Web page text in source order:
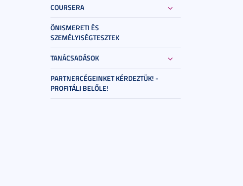
COURSERA
ÖNISMERETI ÉS
SZEMÉLYISÉGTESZTEK
TANÁCSADÁSOK
PARTNERCÉGEINKET KÉRDEZTÜK! -
PROFITÁLJ BELŐLE!